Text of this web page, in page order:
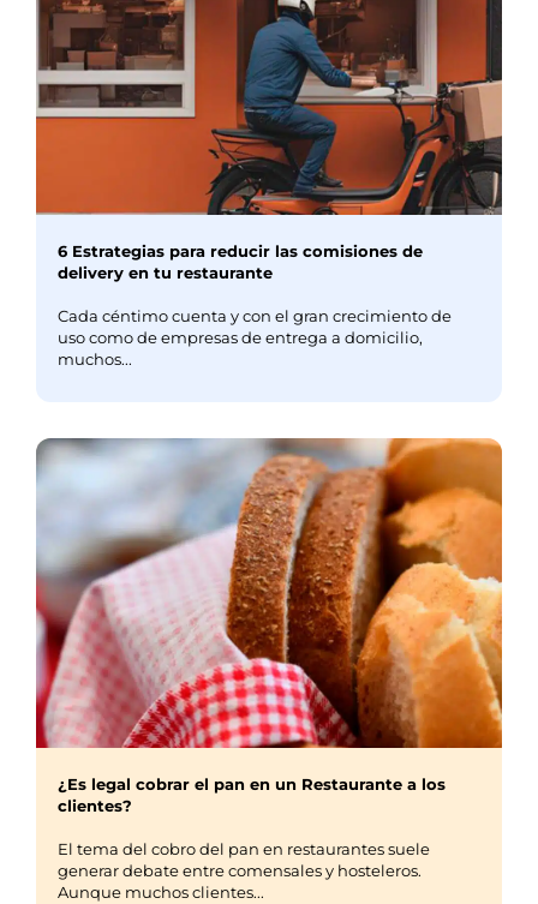
6 Estrategias para reducir las comisiones de
delivery en tu restaurante
Cada céntimo cuenta y con el gran crecimiento de
uso como de empresas de entrega a domicilio,
muchos...
¿Es legal cobrar el pan en un Restaurante a los
clientes?
El tema del cobro del pan en restaurantes suele
generar debate entre comensales y hosteleros.
Aunque muchos clientes...